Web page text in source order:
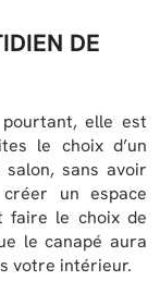
DE
elle est
le choix d’un
sans avoir
un espace
faire le choix de
le canapé aura
votre intérieur.